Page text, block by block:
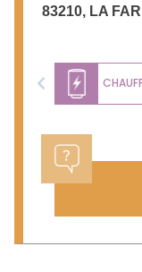
83210, LA
Previous